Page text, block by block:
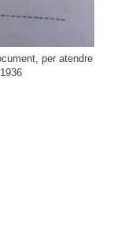
per atendre